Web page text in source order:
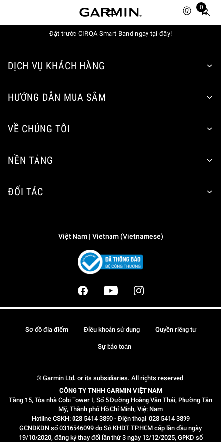
0
Total
Đặt trước CIRQA Smart Band ngay tại đây!
DỊCH VỤ KHÁCH HÀNG
HƯỚNG DẪN MUA SẮM
VỀ CHÚNG TÔI
NỀN TẢNG
ĐỐI TÁC
Việt Nam | Vietnam (Vietnamese)
© Garmin Ltd. or its subsidiaries. All rights reserved.
CÔNG TY TNHH GARMIN VIỆT NAM
Tầng 15, Tòa nhà Cobi Tower I, Số 5 Đường Hoàng Văn Thái, Phường Tân
Mỹ, Thành phố Hồ Chí Minh, Việt Nam
Hotline CSKH: 028 5414 3890 - Điện thoại: 028 5414 3899
GCNDKDN số 0316546099 do Sở KHDT TP.HCM cấp lần đầu ngày
19/10/2020, đăng ký thay đổi lần thứ 3 ngày 12/12/2025, GPKD số
Sơ đồ địa điểm Điều khoản sử dụng Quyền riêng tư
Sự bảo toàn